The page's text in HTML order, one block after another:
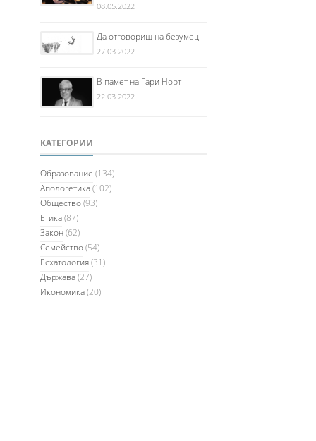
08.05.2022
Да отговориш на безумец
27.03.2022
В памет на Гари Норт
22.03.2022
КАТЕГОРИИ
Образование (134)
Апологетика(102)
Общество(93)
Етика(87)
Закон(62)
Семейство(54)
Есхатология(31)
Държава(27)
Икономика(20)